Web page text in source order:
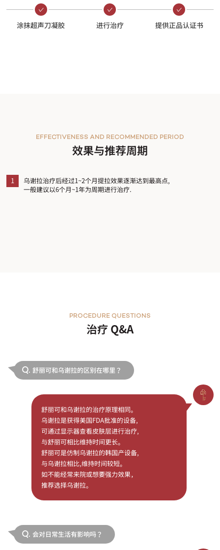
涂抹超声刀凝胶 进行治疗 提供正品认证书
效果与推荐周期
EFFECTIVENESS AND RECOMMENDED PERIOD
1
乌谢拉治疗后经过1~2个月提拉效果逐渐达到最高点,
一般建议以6个月~1年为周期进行治疗.
治疗 Q&A
PROCEDURE QUESTIONS
Q. 舒丽可和乌谢拉的区别在哪里？
舒丽可和乌谢拉的治疗原理相同。
乌谢拉是获得美国FDA批准的设备,
可通过显示器查看皮肤层进行治疗,
与舒丽可相比维持时间更长。
舒丽可是仿制乌谢拉的韩国产设备,
与乌谢拉相比,维持时间较短。
如不能经常来院或想要强力效果，
推荐选择乌谢拉。
Q. 会对日常生活有影响吗？